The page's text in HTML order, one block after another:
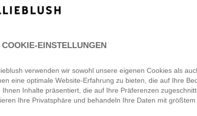
COOKIE-EINSTELLUNGEN
verwenden wir sowohl unsere eigenen Cookies als
eine optimale Website-Erfahrung zu bieten, die auf Ihre
Ihnen Inhalte präsentiert, die auf Ihre Präferenzen
Ihre Privatsphäre und behandeln Ihre Daten mit größtem